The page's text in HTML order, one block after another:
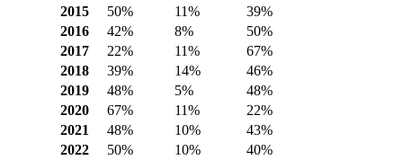
2015
50% 11%
39%
2016
42% 8%
50%
2017
22% 11%
67%
2018
39% 14%
46%
2019
48% 5%
48%
2020
67% 11%
22%
2021
48% 10%
43%
2022
50% 10%
40%